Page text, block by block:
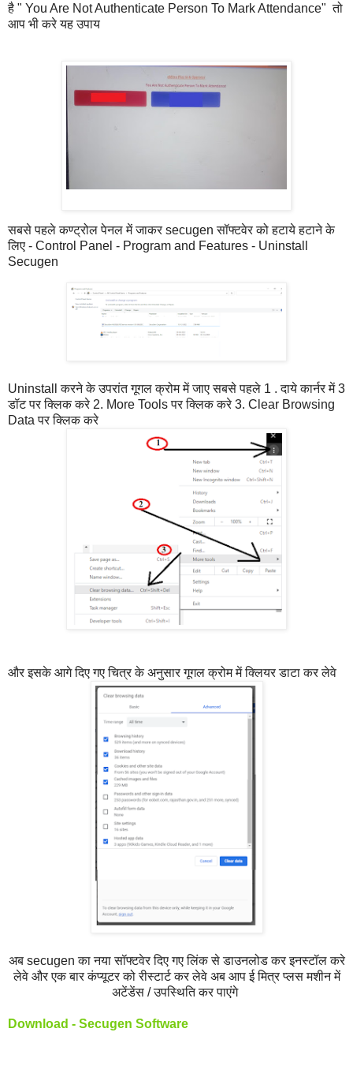
है " You Are Not Authenticate Person To Mark Attendance" तो
आप भी करे यह उपाय
सबसे पहले कण्ट्रोल पेनल में जाकर secugen सॉफ्टवेर को हटाये हटाने के
लिए - Control Panel - Program and Features - Uninstall
Secugen
Uninstall करने के उपरांत गूगल क्रोम में जाए सबसे पहले 1 . दाये कार्नर में 3
डॉट पर क्लिक करे 2. More Tools पर क्लिक करे 3. Clear Browsing
Data पर क्लिक करे
और इसके आगे दिए गए चित्र के अनुसार गूगल क्रोम में क्लियर डाटा कर लेवे
अब secugen का नया सॉफ्टवेर दिए गए लिंक से डाउनलोड कर इनस्टॉल करे
लेवे और एक बार कंप्यूटर को रीस्टार्ट कर लेवे अब आप ई मित्र प्लस मशीन में
अटेंडेंस / उपस्थिति कर पाएंगे
Download - Secugen Software